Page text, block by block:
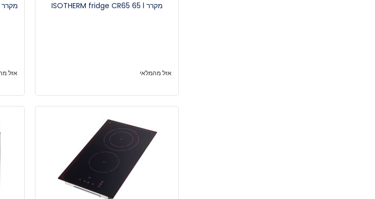
מקרר ISOTHERM fridge CR65 65 l
אזל מהמלאי אזל